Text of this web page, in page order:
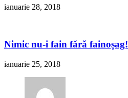
ianuarie 28, 2018
Nimic nu-i fain fără fainoșag!
ianuarie 25, 2018